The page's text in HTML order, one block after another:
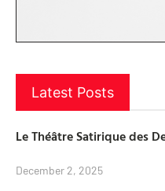
Latest Posts
Le Théâtre Satirique des
December 2, 2025